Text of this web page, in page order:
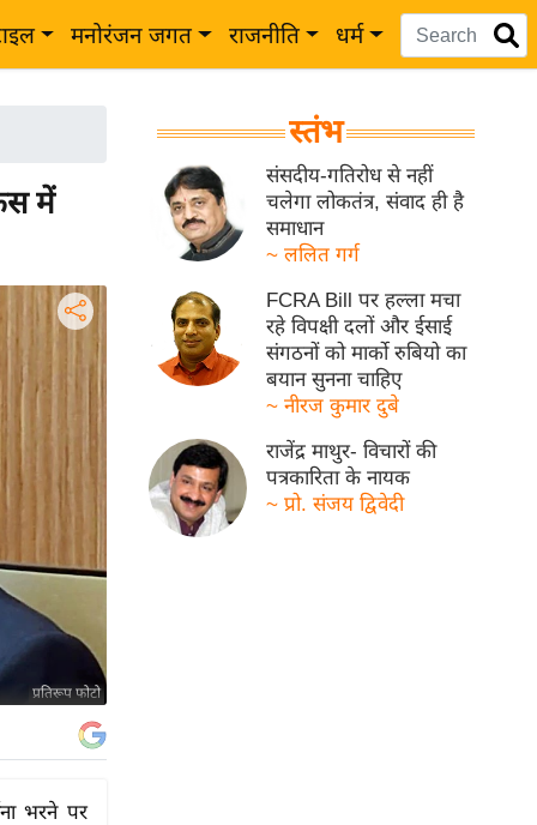
मनोरंजन जगत राजनीति धर्म
में
प्रतिरूप फोटो
भरने पर
स्तंभ
संसदीय-गतिरोध से नहीं
चलेगा लोकतंत्र, संवाद ही है
समाधान
~ ललित गर्ग
FCRA Bill पर हल्ला मचा
रहे विपक्षी दलों और ईसाई
संगठनों को मार्को रुबियो का
बयान सुनना चाहिए
~ नीरज कुमार दुबे
राजेंद्र माथुर- विचारों की
पत्रकारिता के नायक
~ प्रो. संजय द्विवेदी